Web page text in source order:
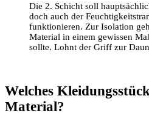
Die 2. Schicht soll
doch auch der
funktionieren. Zur Isolation
Material in einem gewissen
sollte. Lohnt der Griff zur
Welches
Material?